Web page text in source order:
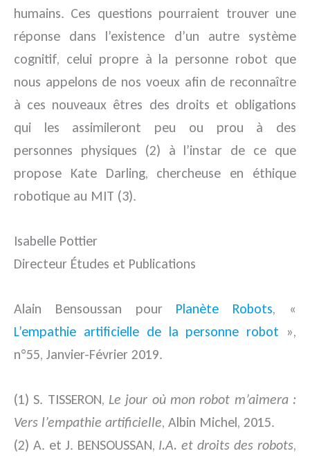
humains. Ces questions pourraient trouver une
réponse dans l’existence d’un autre système
cognitif, celui propre à la personne robot que
nous appelons de nos voeux afin de reconnaître
à ces nouveaux êtres des droits et obligations
qui les assimileront peu ou prou à des
personnes physiques (2) à l’instar de ce que
propose Kate Darling, chercheuse en éthique
robotique au MIT (3).
Isabelle Pottier
Directeur Études et Publications
Alain Bensoussan pour Planète Robots, «
L’empathie artificielle de la personne robot »,
n°55, Janvier-Février 2019.
(1) S. TISSERON, Le jour où mon robot m’aimera :
Vers l’empathie artificielle, Albin Michel, 2015.
(2) A. et J. BENSOUSSAN, I.A. et droits des robots,